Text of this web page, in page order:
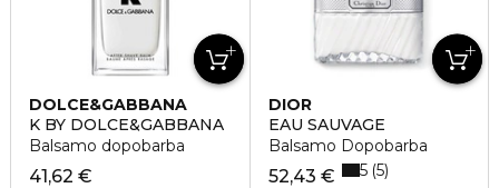
DOLCE&GABBANA
K BY DOLCE&GABBANA
Balsamo dopobarba
41,62 €
DIOR
EAU SAUVAGE
Balsamo Dopobarba
52,43 €
5 5